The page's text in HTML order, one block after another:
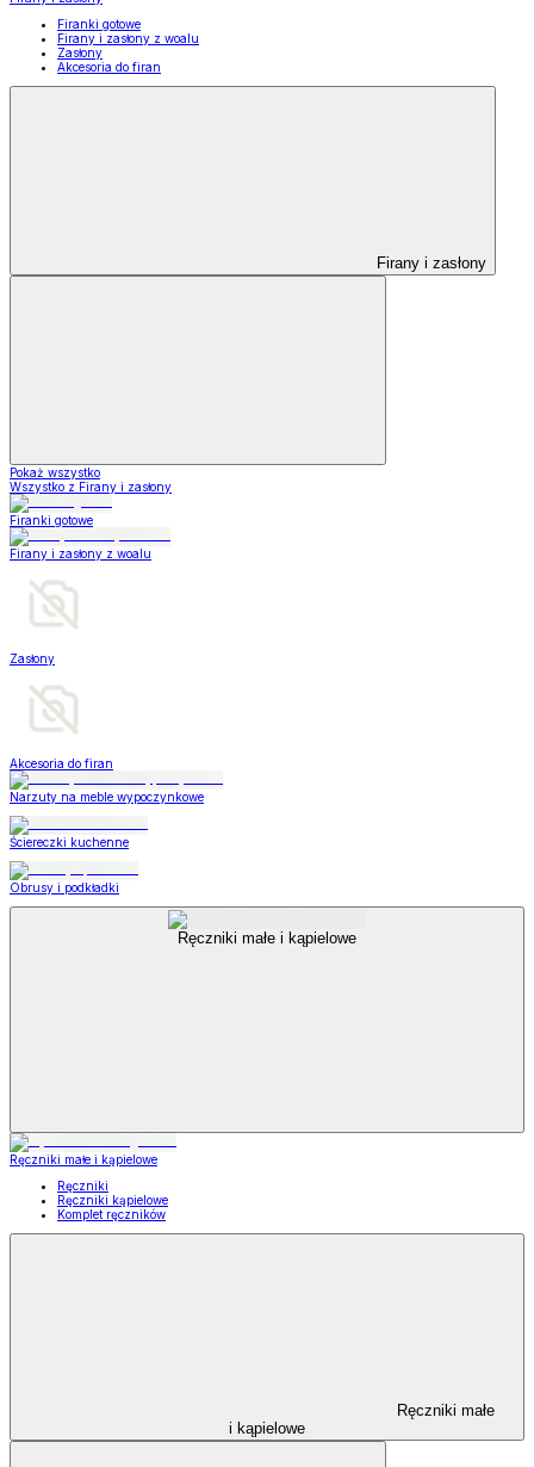
Firanki gotowe
Firany i zasłony z woalu
Zasłony
Akcesoria do firan
Firany i zasłony
Pokaż wszystko
Wszystko z Firany i zasłony
Firanki gotowe
Firany i zasłony z woalu
Zasłony
Akcesoria do firan
Narzuty na meble wypoczynkowe
Ściereczki kuchenne
Obrusy i podkładki
Ręczniki małe i kąpielowe
Ręczniki małe i kąpielowe
Ręczniki
Ręczniki kąpielowe
Komplet ręczników
Ręczniki małe
i kąpielowe